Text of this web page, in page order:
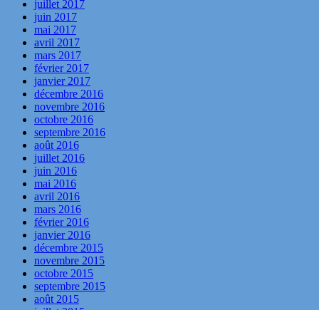
juillet 2017
juin 2017
mai 2017
avril 2017
mars 2017
février 2017
janvier 2017
décembre 2016
novembre 2016
octobre 2016
septembre 2016
août 2016
juillet 2016
juin 2016
mai 2016
avril 2016
mars 2016
février 2016
janvier 2016
décembre 2015
novembre 2015
octobre 2015
septembre 2015
août 2015